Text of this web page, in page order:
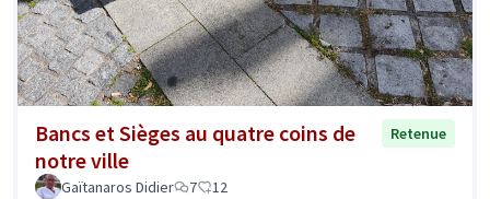
Bancs et Sièges au quatre coins de
notre ville
Retenue
Gaïtanaros Didier 7 12